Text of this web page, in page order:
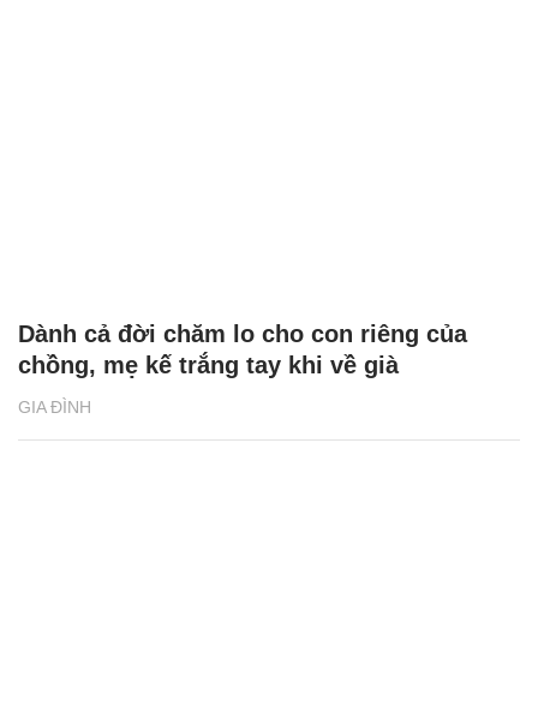
GIA ĐÌNH
Dành cả đời chăm lo cho con riêng của
chồng, mẹ kế trắng tay khi về già